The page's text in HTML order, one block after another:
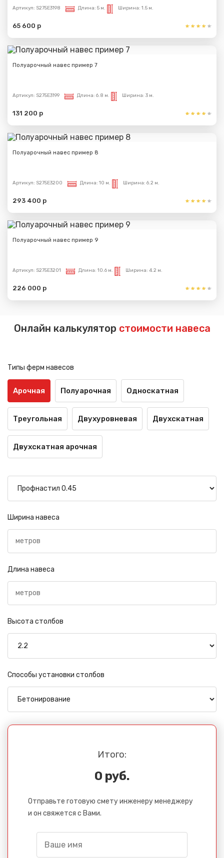
Артикул: S275E3198 Длина: 5 м. Ширина: 1.5 м.
65 600 р
Полуарочный навес пример 7
Артикул: S275E3199 Длина: 6.8 м. Ширина: 3 м.
131 200 р
Полуарочный навес пример 8
Артикул: S275E3200 Длина: 10 м. Ширина: 6.2 м.
293 400 р
Полуарочный навес пример 9
Артикул: S275E3201 Длина: 10.6 м. Ширина: 4.2 м.
226 000 р
Онлайн калькулятор стоимости навеса
Типы ферм навесов
Арочная Полуарочная Односкатная
Треугольная Двухуровневая Двухскатная
Двухскатная арочная
Ширина навеса
Длина навеса
Высота столбов
Способы установки столбов
Итого:
0 руб.
Отправьте готовую смету инженеру менеджеру
и он свяжется с Вами.